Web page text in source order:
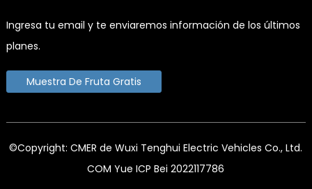
Ingresa tu email y te enviaremos información de los últimos
planes.
Muestra De Fruta Gratis
©Copyright: CMER de Wuxi Tenghui Electric Vehicles Co., Ltd.
COM Yue ICP Bei 2022117786